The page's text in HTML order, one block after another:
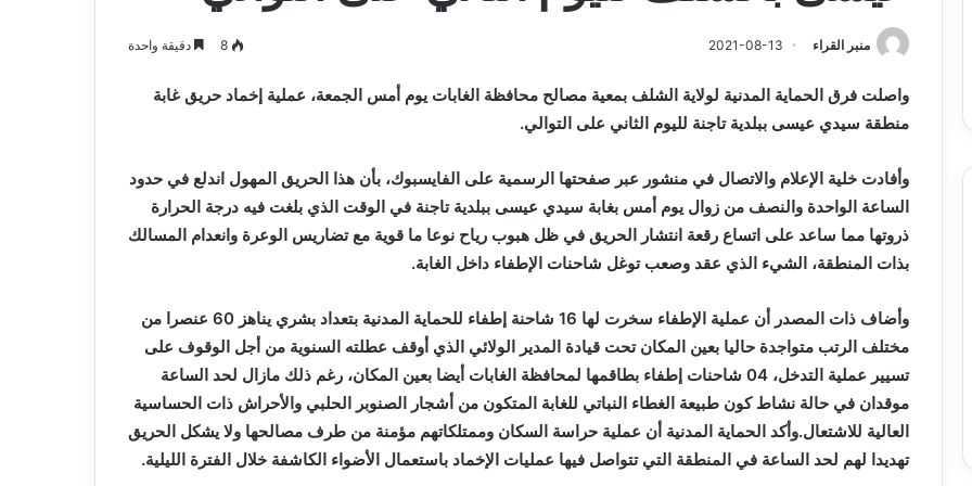
منبر القراء 2021-08-13
8 دقيقة واحدة
واصلت فرق الحماية المدنية لولاية الشلف بمعية مصالح محافظة الغابات يوم أمس الجمعة، عملية إخماد حريق غابة
منطقة سيدي عيسى ببلدية تاجنة لليوم الثاني على التوالي.
وأفادت خلية الإعلام والاتصال في منشور عبر صفحتها الرسمية على الفايسبوك، بأن هذا الحريق المهول اندلع في حدود
الساعة الواحدة والنصف من زوال يوم أمس بغابة سيدي عيسى ببلدية تاجنة في الوقت الذي بلغت فيه درجة الحرارة
ذروتها مما ساعد على اتساع رقعة انتشار الحريق في ظل هبوب رياح نوعا ما قوية مع تضاريس الوعرة وانعدام المسالك
بذات المنطقة، الشيء الذي عقد وصعب توغل شاحنات الإطفاء داخل الغابة.
وأضاف ذات المصدر أن عملية الإطفاء سخرت لها 16 شاحنة إطفاء للحماية المدنية بتعداد بشري يناهز 60 عنصرا من
مختلف الرتب متواجدة حاليا بعين المكان تحت قيادة المدير الولائي الذي أوقف عطلته السنوية من أجل الوقوف على
تسيير عملية التدخل، 04 شاحنات إطفاء بطاقمها لمحافظة الغابات أيضا بعين المكان، رغم ذلك مازال لحد الساعة
موقدان في حالة نشاط كون طبيعة الغطاء النباتي للغابة المتكون من أشجار الصنوبر الحلبي والأحراش ذات الحساسية
العالية للاشتعال.وأكد الحماية المدنية أن عملية حراسة السكان وممتلكاتهم مؤمنة من طرف مصالحها ولا يشكل الحريق
تهديدا لهم لحد الساعة في المنطقة التي تتواصل فيها عمليات الإخماد باستعمال الأضواء الكاشفة خلال الفترة الليلية.
وكأس الكونفدرالية يوم الخميس
الدين
بلدية أرزيو بوهران تخصص فرق لترميم